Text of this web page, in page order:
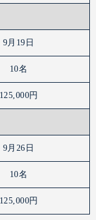
9月19日
10名
125,000円
9月26日
10名
125,000円